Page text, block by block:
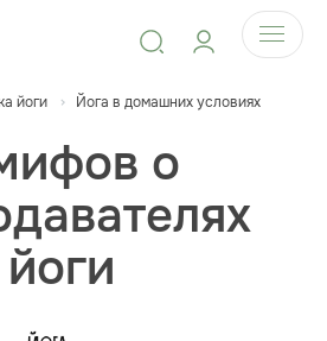
йоги Йога в домашних условиях
о
йоги